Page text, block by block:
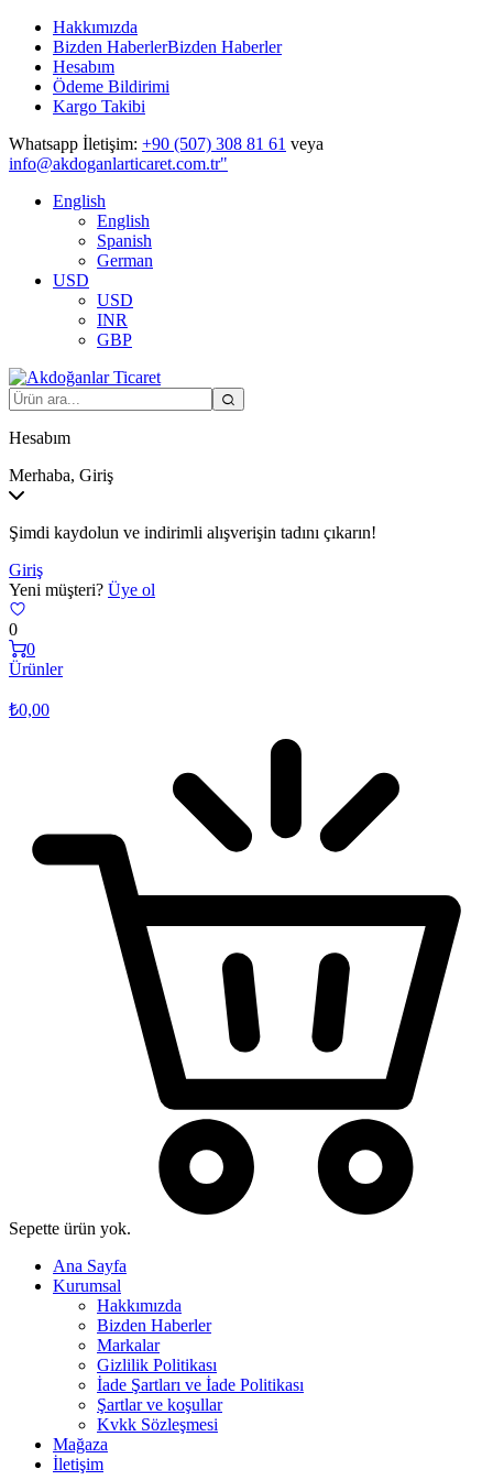
Hakkımızda
Bizden HaberlerBizden Haberler
Hesabım
Ödeme Bildirimi
Kargo Takibi
Whatsapp İletişim: +90 (507) 308 81 61 veya
info@akdoganlarticaret.com.tr"
English
English
Spanish
German
USD
USD
INR
GBP
Hesabım
Merhaba, Giriş
Şimdi kaydolun ve indirimli alışverişin tadını çıkarın!
Giriş
Yeni müşteri? Üye ol
0
0
Ürünler
₺0,00
Sepette ürün yok.
Ana Sayfa
Kurumsal
Hakkımızda
Bizden Haberler
Markalar
Gizlilik Politikası
İade Şartları ve İade Politikası
Şartlar ve koşullar
Kvkk Sözleşmesi
Mağaza
İletişim